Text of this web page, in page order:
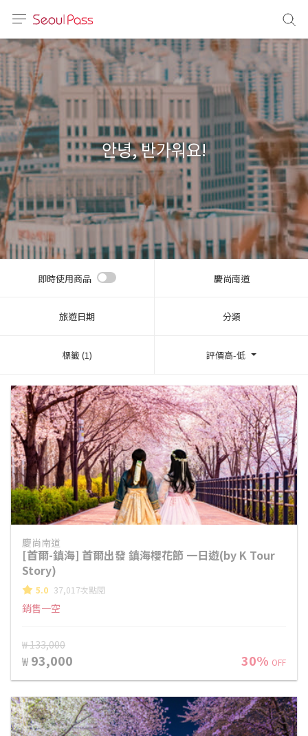
体)
文 (台灣)
안녕, 반가워요!
即時使用商品 慶尚南道
旅遊日期 分類
標籤 (1) 評價高-低
慶尚南道
[首爾-鎮海] 首爾出發 鎮海櫻花節 一日遊(by K Tour
Story)
5.0 37,017次點閱
銷售一空
₩ 133,000
₩ 93,000 30% OFF